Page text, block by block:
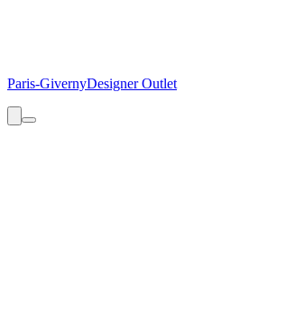
Paris-GivernyDesigner Outlet